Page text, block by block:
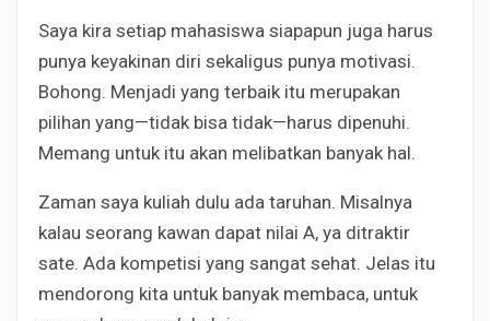
Saya kira setiap mahasiswa siapapun juga harus
punya keyakinan diri sekaligus punya motivasi.
Bohong. Menjadi yang terbaik itu merupakan
pilihan yang—tidak bisa tidak—harus dipenuhi.
Memang untuk itu akan melibatkan banyak hal.
Zaman saya kuliah dulu ada taruhan. Misalnya
kalau seorang kawan dapat nilai A, ya ditraktir
sate. Ada kompetisi yang sangat sehat. Jelas itu
mendorong kita untuk banyak membaca, untuk